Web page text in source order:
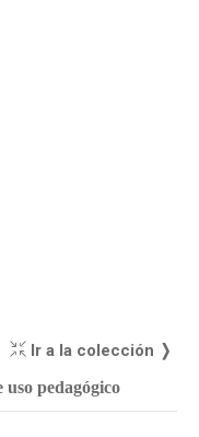
Ir a la colección ❭
uso pedagógico